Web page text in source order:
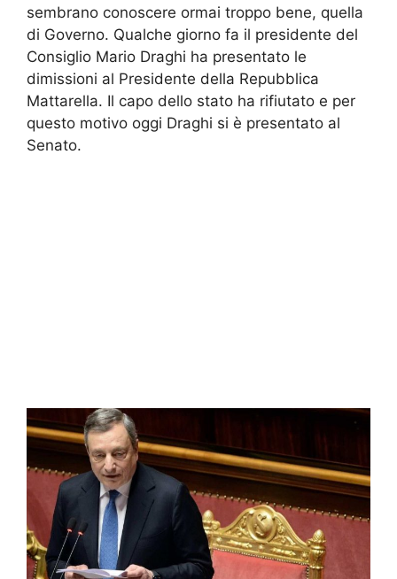
sembrano conoscere ormai troppo bene, quella
di Governo. Qualche giorno fa il presidente del
Consiglio Mario Draghi ha presentato le
dimissioni al Presidente della Repubblica
Mattarella. Il capo dello stato ha rifiutato e per
questo motivo oggi Draghi si è presentato al
Senato.